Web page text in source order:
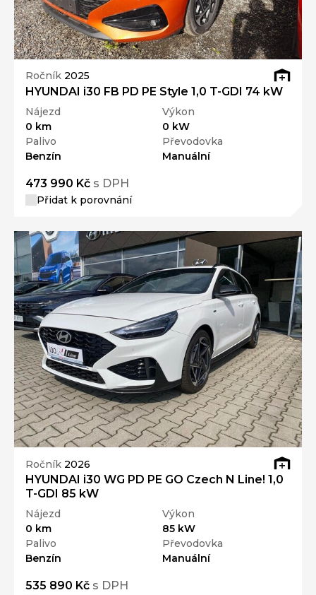
Ročník 2025
HYUNDAI i30 FB PD PE Style 1,0 T-GDI 74 kW
Nájezd
0 km
Výkon
0 kW
Palivo
Benzín
Převodovka
Manuální
473 990 Kč s DPH
Přidat k porovnání
Ročník 2026
HYUNDAI i30 WG PD PE GO Czech N Line! 1,0
T-GDI 85 kW
Nájezd
0 km
Výkon
85 kW
Palivo
Benzín
Převodovka
Manuální
535 890 Kč s DPH